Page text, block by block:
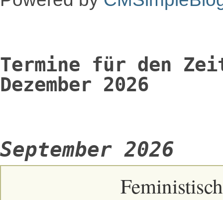
Termine für den
Dezember 2026
September 2026